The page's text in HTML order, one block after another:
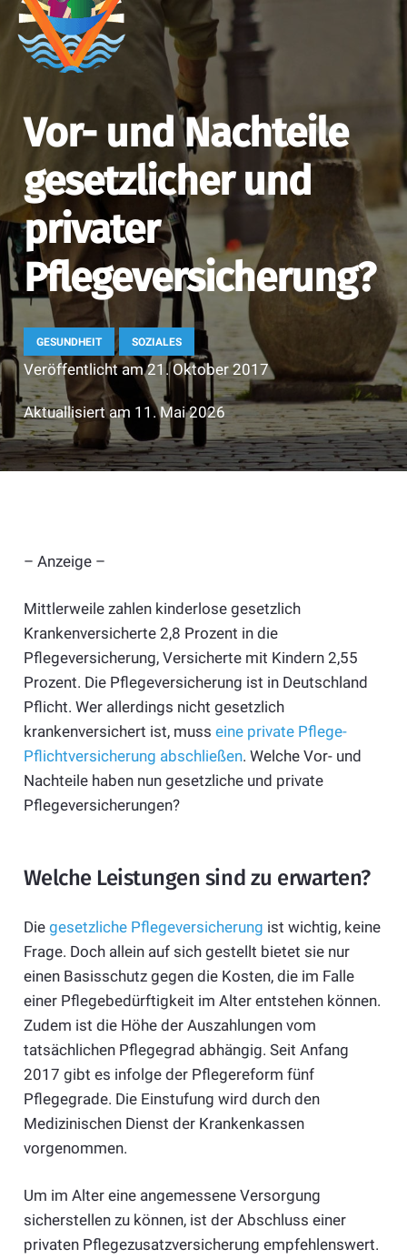
Vor- und Nachteile
gesetzlicher und
privater
Pflegeversicherung?
GESUNDHEIT SOZIALES
Veröffentlicht am21. Oktober 2017
Aktuallisiert am 11. Mai 2026
– Anzeige –
Mittlerweile zahlen kinderlose gesetzlich
Krankenversicherte 2,8 Prozent in die
Pflegeversicherung, Versicherte mit Kindern 2,55
Prozent. Die Pflegeversicherung ist in Deutschland
Pflicht. Wer allerdings nicht gesetzlich
krankenversichert ist, muss eine private Pflege-
Pflichtversicherung abschließen. Welche Vor- und
Nachteile haben nun gesetzliche und private
Pflegeversicherungen?
Welche Leistungen sind zu erwarten?
Die gesetzliche Pflegeversicherung ist wichtig, keine
Frage. Doch allein auf sich gestellt bietet sie nur
einen Basisschutz gegen die Kosten, die im Falle
einer Pflegebedürftigkeit im Alter entstehen können.
Zudem ist die Höhe der Auszahlungen vom
tatsächlichen Pflegegrad abhängig. Seit Anfang
2017 gibt es infolge der Pflegereform fünf
Pflegegrade. Die Einstufung wird durch den
Medizinischen Dienst der Krankenkassen
vorgenommen.
Um im Alter eine angemessene Versorgung
sicherstellen zu können, ist der Abschluss einer
privaten Pflegezusatzversicherung empfehlenswert.